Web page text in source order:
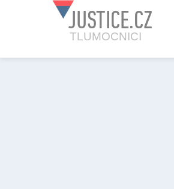
JUSTICE.CZ
TLUMOCNICI